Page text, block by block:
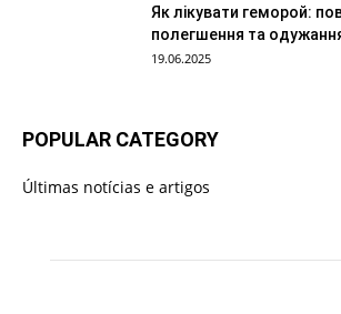
Як лікувати геморой:
полегшення та
19.06.2025
POPULAR CATEGORY
Últimas notícias e artigos